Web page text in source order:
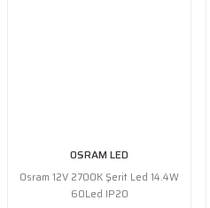
OSRAM LED
Osram 12V 2700K Şerit Led 14.4W
60Led IP20